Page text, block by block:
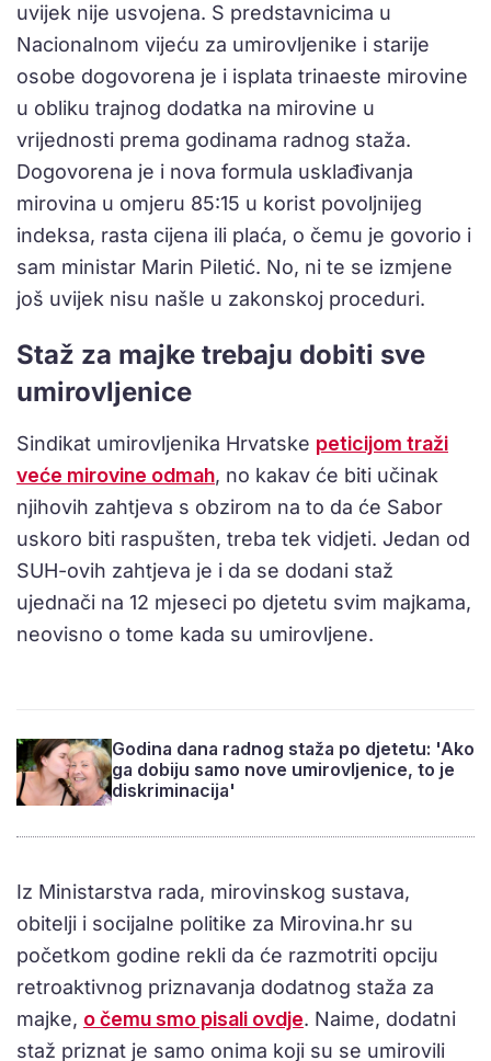
uvijek nije usvojena. S predstavnicima u
Nacionalnom vijeću za umirovljenike i starije
osobe dogovorena je i isplata trinaeste mirovine
u obliku trajnog dodatka na mirovine u
vrijednosti prema godinama radnog staža.
Dogovorena je i nova formula usklađivanja
mirovina u omjeru 85:15 u korist povoljnijeg
indeksa, rasta cijena ili plaća, o čemu je govorio i
sam ministar Marin Piletić. No, ni te se izmjene
još uvijek nisu našle u zakonskoj proceduri.
Staž za majke trebaju dobiti sve
umirovljenice
Sindikat umirovljenika Hrvatske peticijom traži
veće mirovine odmah, no kakav će biti učinak
njihovih zahtjeva s obzirom na to da će Sabor
uskoro biti raspušten, treba tek vidjeti. Jedan od
SUH-ovih zahtjeva je i da se dodani staž
ujednači na 12 mjeseci po djetetu svim majkama,
neovisno o tome kada su umirovljene.
Godina dana radnog staža po djetetu: 'Ako
ga dobiju samo nove umirovljenice, to je
diskriminacija'
Iz Ministarstva rada, mirovinskog sustava,
obitelji i socijalne politike za Mirovina.hr su
početkom godine rekli da će razmotriti opciju
retroaktivnog priznavanja dodatnog staža za
majke, o čemu smo pisali ovdje. Naime, dodatni
staž priznat je samo onima koji su se umirovili